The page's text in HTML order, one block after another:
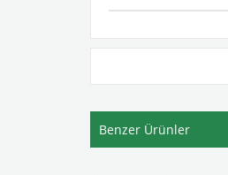
Benzer Ürünler